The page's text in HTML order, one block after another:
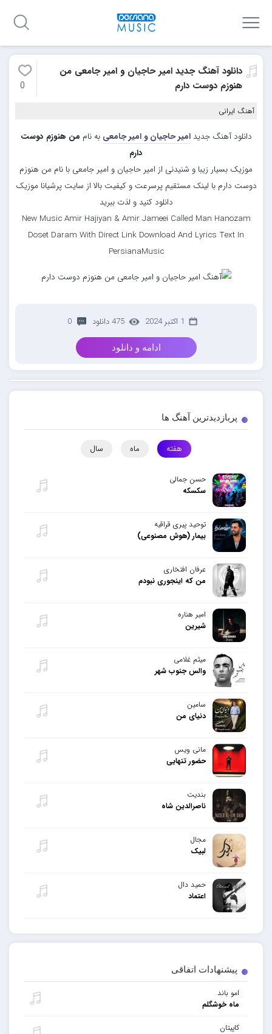
پیشنهادات اتفاقی
امو باند
ماه خوشگلم
کاپیتان
دانلود آهنگ جدید امیر حاجیان و امیر جامعی من
هنوزم دوست دارم
0
آهنگ ایرانی
دانلود آهنگ جدیدامیر حاجیان و امیر جامعی به نام من هنوزم دوست
دارم
موزیک بسیار زیبا و شنیدنی از امیر حاجیان و امیر جامعی با نام من هنوزم
دوست دارم با لینک مستقیم پرسرعت و کیفیت بالا از سایت پرشیانا موزیک
دانلود کنید و لذت ببرید
New Music Amir Hajiyan & Amir Jameei Called Man Hanozam
Doset Daram With Direct Link Download And Lyrics Text In
PersianaMusic
1 اکتبر 2024 475 دانلود 0
ادامه و دانلود
پربازدیدترین آهنگ ها
هفته ماه سال
حسن جمالی
سکسکه
توحید پیری قراقیه
بیمار (هوش مصنوعی)
عرفان افتخاری
من که اینجوری نبودم
امیر هناره
شیرین
میثم غلامی
والس جنوب شهر
سامین
دنیای من
مانی ویس
حضور تنهایی
بندیت
ناصرالدین شاه
مجال
لبیک
حمید دال
اعتماد